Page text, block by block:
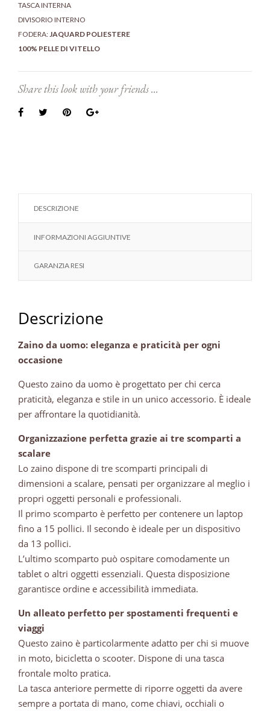
TASCA INTERNA
DIVISORIO INTERNO
FODERA:JAQUARD POLIESTERE
100% PELLE DI VITELLO
Share this look with your friends ...
DESCRIZIONE
INFORMAZIONI AGGIUNTIVE
GARANZIA RESI
Descrizione
Zaino da uomo: eleganza e praticità per ogni
occasione
Questo zaino da uomo è progettato per chi cerca
praticità, eleganza e stile in un unico accessorio. È ideale
per affrontare la quotidianità.
Organizzazione perfetta grazie ai tre scomparti a
scalare
Lo zaino dispone di tre scomparti principali di
dimensioni a scalare, pensati per organizzare al meglio i
propri oggetti personali e professionali.
Il primo scomparto è perfetto per contenere un laptop
fino a 15 pollici. Il secondo è ideale per un dispositivo
da 13 pollici.
L’ultimo scomparto può ospitare comodamente un
tablet o altri oggetti essenziali. Questa disposizione
garantisce ordine e accessibilità immediata.
Un alleato perfetto per spostamenti frequenti e
viaggi
Questo zaino è particolarmente adatto per chi si muove
in moto, bicicletta o scooter. Dispone di una tasca
frontale molto pratica.
La tasca anteriore permette di riporre oggetti da avere
sempre a portata di mano, come chiavi, occhiali o